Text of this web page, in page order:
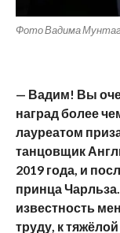
Фото Вадима
— Вадим! Вы
наград более
лауреатом
танцовщик
2019 года, и
принца
известность
труду, к